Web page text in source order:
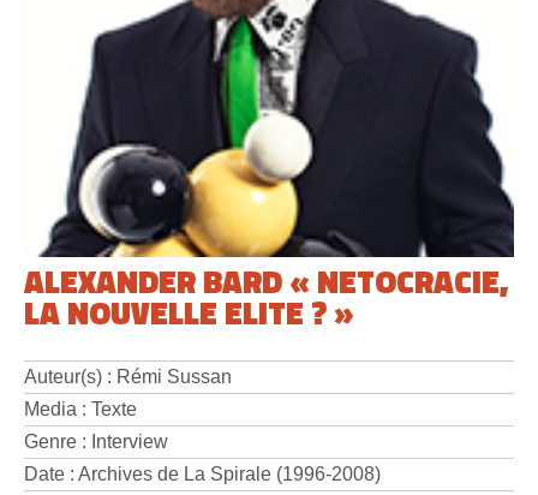
ALEXANDER BARD « NETOCRACIE,
LA NOUVELLE ELITE ? »
Auteur(s) : Rémi Sussan
Media : Texte
Genre : Interview
Date : Archives de La Spirale (1996-2008)